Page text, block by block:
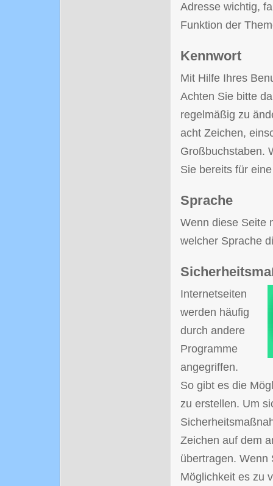
Adresse wichtig,
Funktion der
Kennwort
Mit Hilfe Ihres
Achten Sie bitte
regelmäßig zu
acht Zeichen,
Großbuchstaben.
Sie bereits für
Sprache
Wenn diese Seite
welcher Sprache
Internetseiten
werden häufig
durch andere
Programme
angegriffen.
So gibt es die
zu erstellen. Um
Zeichen auf dem
übertragen. Wenn
Möglichkeit es zu